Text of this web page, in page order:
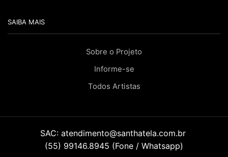
SAIBA MAIS
Sobre o Projeto
Informe-se
Todos Artistas
SAC: atendimento@santhatela.com.br
(55) 99146.8945 (Fone / Whatsapp)